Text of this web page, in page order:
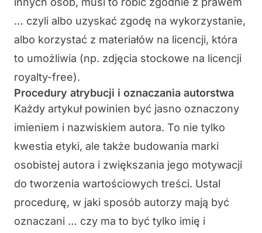
… czyli albo uzyskać zgodę na wykorzystanie,
albo korzystać z materiałów na licencji, która
to umożliwia (np. zdjęcia stockowe na licencji
royalty-free).
Procedury atrybucji i oznaczania autorstwa
Każdy artykuł powinien być jasno oznaczony
imieniem i nazwiskiem autora. To nie tylko
kwestia etyki, ale także budowania marki
osobistej autora i zwiększania jego motywacji
do tworzenia wartościowych treści. Ustal
procedurę, w jaki sposób autorzy mają być
oznaczani … czy ma to być tylko imię i